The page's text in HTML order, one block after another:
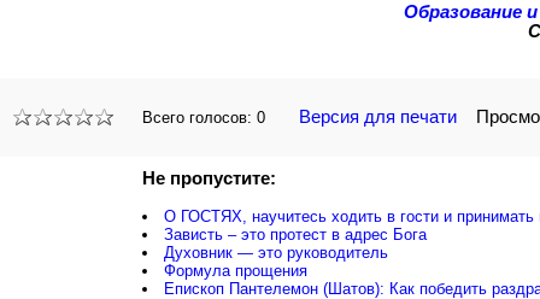
Образование
Всего голосов: 0 Версия для печати
Не пропустите:
О ГОСТЯХ, научитесь ходить в гости и принимать
Зависть – это протест в адрес Бога
Духовник — это руководитель
Формула прощения
Епископ Пантелемон (Шатов): Как победить